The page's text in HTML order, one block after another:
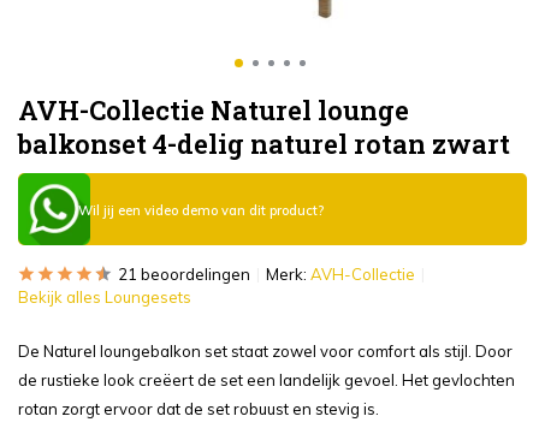
AVH-Collectie Naturel lounge
balkonset 4-delig naturel rotan zwart
Wil jij een video demo van dit product?
21 beoordelingen Merk: AVH-Collectie
Bekijk alles Loungesets
De Naturel loungebalkon set staat zowel voor comfort als stijl. Door
de rustieke look creëert de set een landelijk gevoel. Het gevlochten
rotan zorgt ervoor dat de set robuust en stevig is.